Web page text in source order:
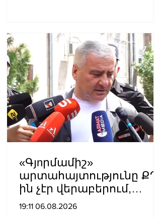
Մատվիենկո
«Գյnրմամիշ»
արտահայտությունը ՔՊ-
ին չէր վերաբերում,
ինձնից բիզնես
19:11 06.08.2026